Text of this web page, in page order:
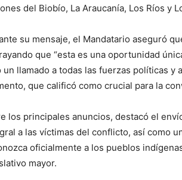
del Biobío, La Araucanía, Los Ríos y
su mensaje, el Mandatario aseguró
que “esta es una oportunidad
un llamado a todas las fuerzas políticas y
que calificó como crucial para la
los principales anuncios, destacó el
a las víctimas del conflicto, así como
oficialmente a los pueblos
mayor.